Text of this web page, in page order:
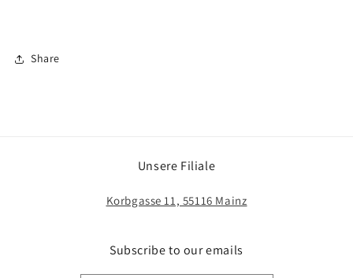
Share
Unsere Filiale
Korbgasse 11, 55116 Mainz
Subscribe to our emails